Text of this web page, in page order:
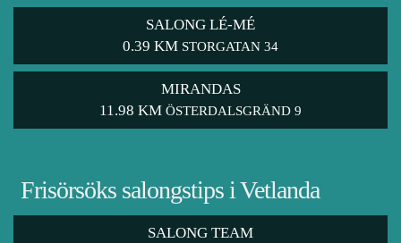
SALONG LÉ-MÉ
0.39 KM STORGATAN 34
MIRANDAS
11.98 KM ÖSTERDALSGRÄND 9
Frisörsöks salongstips i Vetlanda
SALONG TEAM